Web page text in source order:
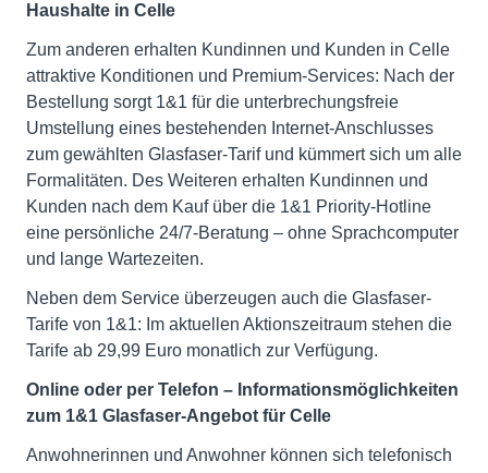
Haushalte in Celle
Zum anderen erhalten Kundinnen und Kunden in Celle
attraktive Konditionen und Premium-Services: Nach der
Bestellung sorgt 1&1 für die unterbrechungsfreie
Umstellung eines bestehenden Internet-Anschlusses
zum gewählten Glasfaser-Tarif und kümmert sich um alle
Formalitäten. Des Weiteren erhalten Kundinnen und
Kunden nach dem Kauf über die 1&1 Priority-Hotline
eine persönliche 24/7-Beratung – ohne Sprachcomputer
und lange Wartezeiten.
Neben dem Service überzeugen auch die Glasfaser-
Tarife von 1&1: Im aktuellen Aktionszeitraum stehen die
Tarife ab 29,99 Euro monatlich zur Verfügung.
Online oder per Telefon – Informationsmöglichkeiten
zum 1&1 Glasfaser-Angebot für Celle
Anwohnerinnen und Anwohner können sich telefonisch